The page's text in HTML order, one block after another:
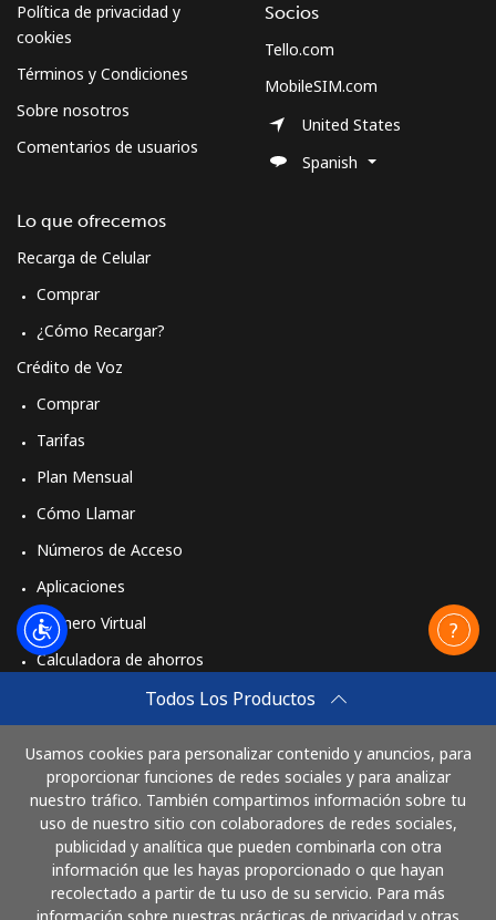
Todos Los Productos
Usamos cookies para personalizar contenido y anuncios, para
proporcionar funciones de redes sociales y para analizar
nuestro tráfico. También compartimos información sobre tu
uso de nuestro sitio con colaboradores de redes sociales,
publicidad y analítica que pueden combinarla con otra
información que les hayas proporcionado o que hayan
recolectado a partir de tu uso de su servicio. Para más
Política de privacidad y
cookies
Términos y Condiciones
Sobre nosotros
Comentarios de usuarios
Lo que ofrecemos
Recarga de Celular
Comprar
¿Cómo Recargar?
Crédito de Voz
Comprar
Tarifas
Plan Mensual
Cómo Llamar
Números de Acceso
Aplicaciones
Número Virtual
Calculadora de ahorros
Cómo funciona
Socios
Tello.com
MobileSIM.com
United States
Spanish
Paga con